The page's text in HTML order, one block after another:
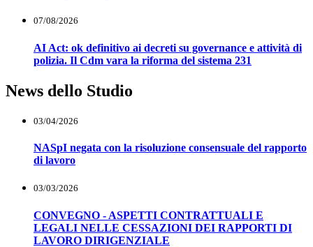
07/08/2026
AI Act: ok definitivo ai decreti su governance e attività di
polizia. Il Cdm vara la riforma del sistema 231
News dello Studio
03/04/2026
NASpI negata con la risoluzione consensuale del rapporto
di lavoro
03/03/2026
CONVEGNO - ASPETTI CONTRATTUALI E
LEGALI NELLE CESSAZIONI DEI RAPPORTI DI
LAVORO DIRIGENZIALE